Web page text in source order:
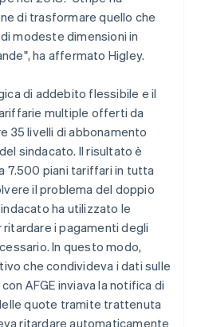
di trasformare quello che
modeste dimensioni in
ha affermato Higley.
di addebito flessibile e il
multiple offerti da
35 livelli di abbonamento
sindacato. Il risultato è
7.500 piani tariffari in tutta
il problema del doppio
ha utilizzato le
ritardare i pagamenti degli
In questo modo,
che condivideva i dati sulle
AFGE inviava la notifica di
quote tramite trattenuta
ritardare automaticamente